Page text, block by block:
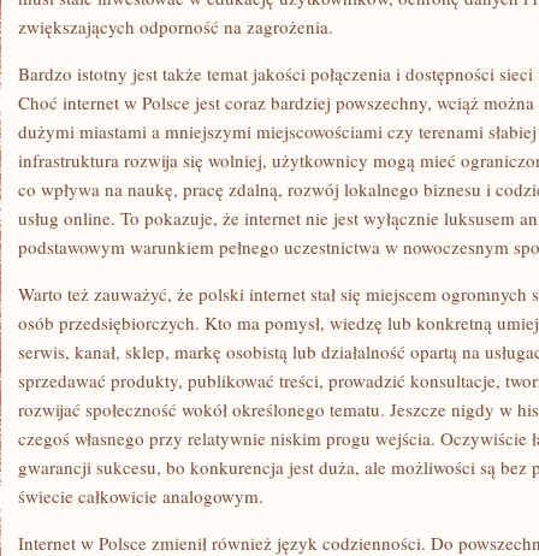
zwiększających odporność na zagrożenia.
Bardzo istotny jest także temat jakości połączenia i dostępności
Choć internet w Polsce jest coraz bardziej powszechny, wciąż
dużymi miastami a mniejszymi miejscowościami czy terenami
infrastruktura rozwija się wolniej, użytkownicy mogą mieć
co wpływa na naukę, pracę zdalną, rozwój lokalnego biznesu i
usług online. To pokazuje, że internet nie jest wyłącznie luksusem
podstawowym warunkiem pełnego uczestnictwa w nowoczesnym
Warto też zauważyć, że polski internet stał się miejscem
osób przedsiębiorczych. Kto ma pomysł, wiedzę lub konkretną
serwis, kanał, sklep, markę osobistą lub działalność opartą na
sprzedawać produkty, publikować treści, prowadzić konsultacje,
rozwijać społeczność wokół określonego tematu. Jeszcze nigdy w
czegoś własnego przy relatywnie niskim progu wejścia. Oczywiście
gwarancji sukcesu, bo konkurencja jest duża, ale możliwości są bez
świecie całkowicie analogowym.
Internet w Polsce zmienił również język codzienności. Do